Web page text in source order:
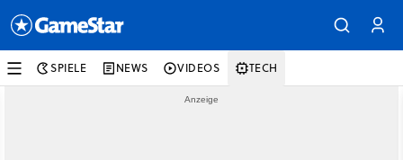
SPIELE NEWS VIDEOS TECH